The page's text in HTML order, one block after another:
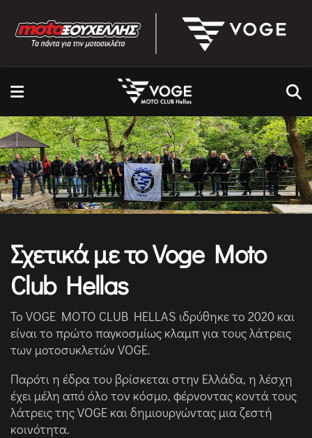
Σχετικά με το Voge Moto
Club Hellas
Το VOGE MOTO CLUB HELLAS ιδρύθηκε το 2020 και
είναι το πρώτο παγκοσμίως κλαμπ για τους λάτρεις
των μοτοσυκλετών VOGE.
Παρότι η έδρα του βρίσκεται στην Ελλάδα, η λέσχη
έχει μέλη από όλο τον κόσμο, φέρνοντας κοντά τους
λάτρεις της VOGE και δημιουργώντας μια ζεστή
κοινότητα.